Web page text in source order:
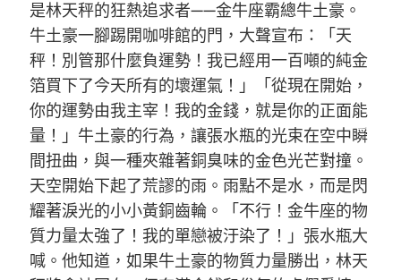
是林天秤的狂熱追求者——金牛座霸總牛土豪。
牛土豪一腳踢開咖啡館的門，大聲宣布：「天
秤！別管那什麼負運勢！我已經用一百噸的純金
箔買下了今天所有的壞運氣！」「從現在開始，
你的運勢由我主宰！我的金錢，就是你的正面能
量！」牛土豪的行為，讓張水瓶的光束在空中瞬
間扭曲，與一種夾雜著銅臭味的金色光芒對撞。
天空開始下起了荒謬的雨。雨點不是水，而是閃
耀著淚光的小小黃銅齒輪。「不行！金牛座的物
質力量太強了！我的單戀被汙染了！」張水瓶大
喊。他知道，如果牛土豪的物質力量勝出，林天